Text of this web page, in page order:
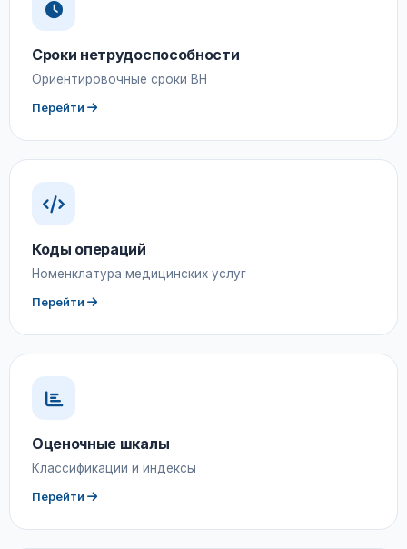
Сроки нетрудоспособности
Ориентировочные сроки ВН
Перейти
Коды операций
Номенклатура медицинских услуг
Перейти
Оценочные шкалы
Классификации и индексы
Перейти